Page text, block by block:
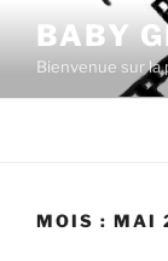
contenu
principal
BABY
Bienvenue sur la
MOIS : MAI